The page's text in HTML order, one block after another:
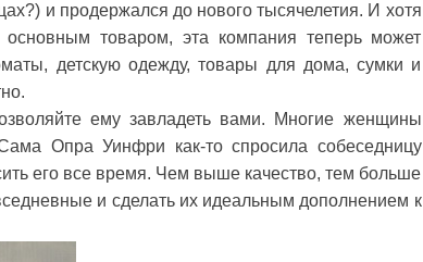
и продержался до нового тысячелетия. И хотя
товаром, эта компания теперь может
детскую одежду, товары для дома, сумки и
ему завладеть вами. Многие женщины
Опра Уинфри как-то спросила собеседницу
его все время. Чем выше качество, тем больше
и сделать их идеальным дополнением к